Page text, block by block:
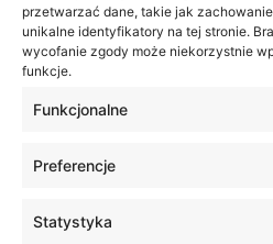
przetwarzać dane, takie jak
unikalne identyfikatory na tej stronie.
wycofanie zgody może niekorzystnie
funkcje.
Funkcjonalne
Preferencje
Statystyka
ul.
4